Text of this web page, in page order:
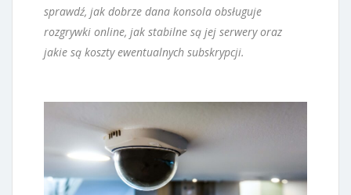
sprawdź, jak dobrze dana konsola obsługuje
rozgrywki online, jak stabilne są jej serwery oraz
jakie są koszty ewentualnych subskrypcji.